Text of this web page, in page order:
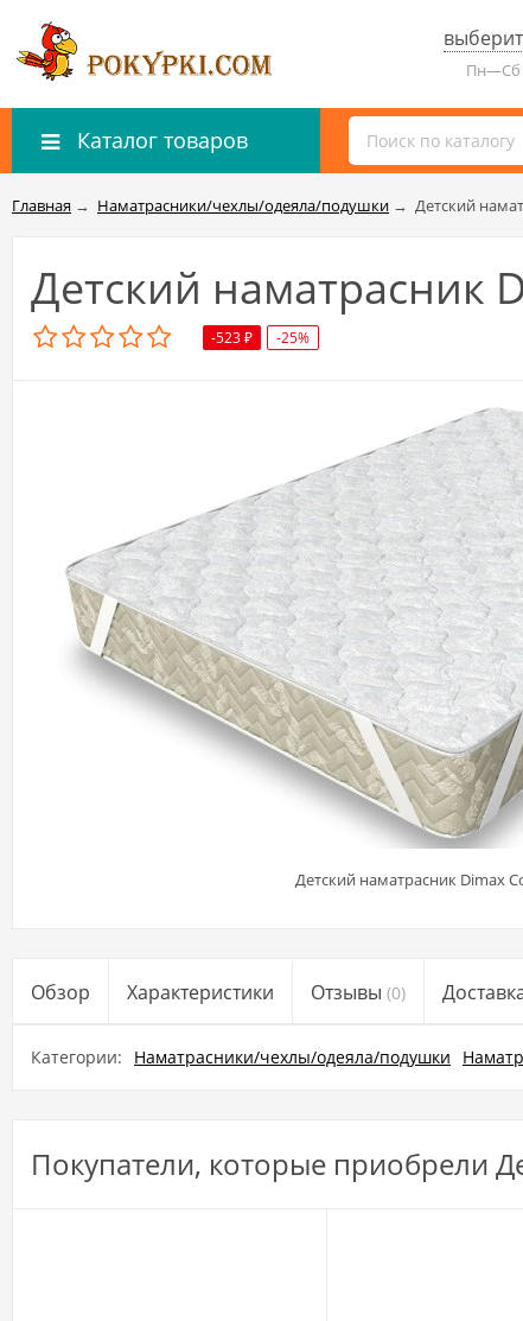
Пн—Сб
Каталог товаров
Главная → Наматрасники/чехлы/одеяла/подушки → Детский
Детский наматрасник
-523 ₽ -25%
Детский наматрасник Dimax
Обзор Характеристики Отзывы (0)
Категории: Наматрасники/чехлы/одеяла/подушки
Покупатели, которые приобрели